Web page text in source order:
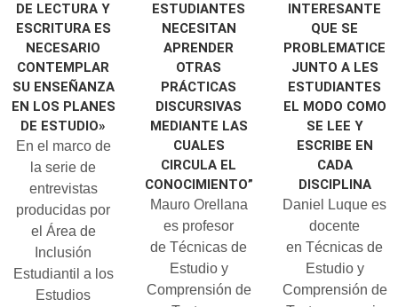
DE LECTURA Y
ESCRITURA ES
NECESARIO
CONTEMPLAR
SU ENSEÑANZA
EN LOS PLANES
DE ESTUDIO»
En el marco de
la serie de
entrevistas
producidas por
el Área de
Inclusión
Estudiantil a los
Estudios
ESTUDIANTES
NECESITAN
APRENDER
OTRAS
PRÁCTICAS
DISCURSIVAS
MEDIANTE LAS
CUALES
CIRCULA EL
CONOCIMIENTO”
Mauro Orellana
es profesor
de Técnicas de
Estudio y
Comprensión de
INTERESANTE
QUE SE
PROBLEMATICE
JUNTO A LES
ESTUDIANTES
EL MODO COMO
SE LEE Y
ESCRIBE EN
CADA
DISCIPLINA
Daniel Luque es
docente
en Técnicas de
Estudio y
Comprensión de